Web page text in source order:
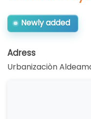
Newly added
Adress
Urbanizaciòn